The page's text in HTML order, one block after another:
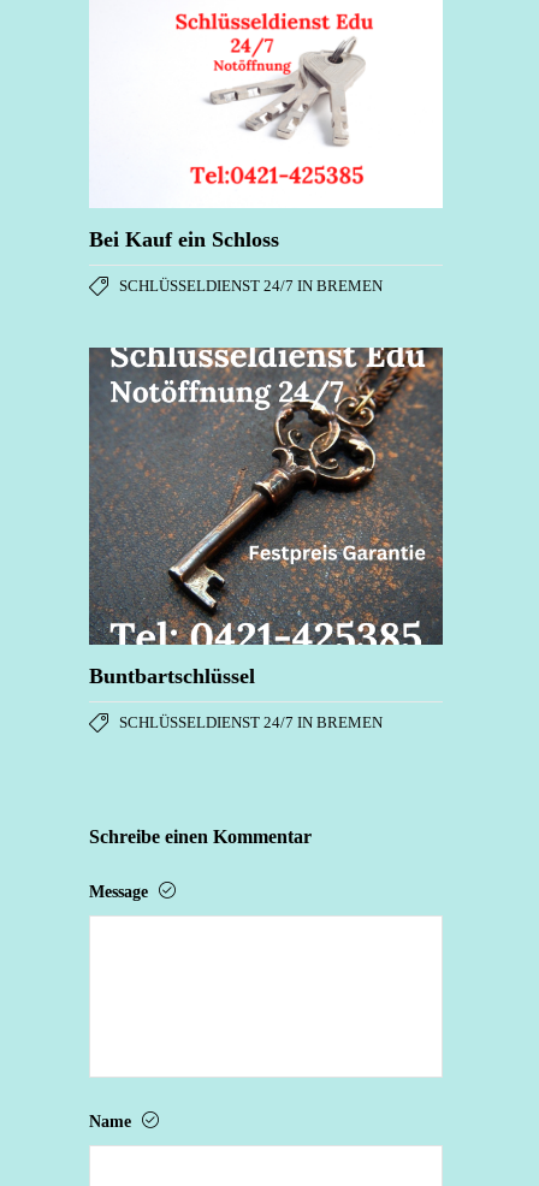
Bei Kauf ein Schloss
SCHLÜSSELDIENST 24/7 IN BREMEN
Buntbartschlüssel
SCHLÜSSELDIENST 24/7 IN BREMEN
Schreibe einen Kommentar
Message
Name